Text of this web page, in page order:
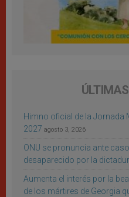
Himno oficial de la Jornada
2027 agosto 3, 2026
ONU se pronuncia ante
desaparecido por la
Aumenta el interés por la
de los mártires de Georgia